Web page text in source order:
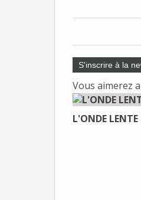
S'inscrire à la
Vous aimerez
L'ONDE LENTE